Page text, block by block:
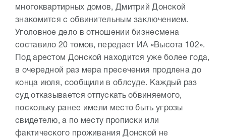
многоквартирных домов, Дмитрий Донской
знакомится с обвинительным заключением.
Уголовное дело в отношении бизнесмена
составило 20 томов, передает ИА «Высота 102».
Под арестом Донской находится уже более года,
в очередной раз мера пресечения продлена до
конца июля, сообщили в облсуде. Каждый раз
суд отказывается отпускать обвиняемого,
поскольку ранее имели место быть угрозы
свидетелю, а по месту прописки или
фактического проживания Донской не